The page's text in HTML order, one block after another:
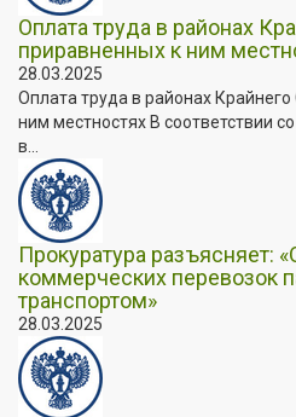
Оплата труда в районах
приравненных к ним
28.03.2025
Оплата труда в районах
ним местностях В соответствии
в...
Прокуратура разъясняет:
коммерческих перевозок
транспортом»
28.03.2025